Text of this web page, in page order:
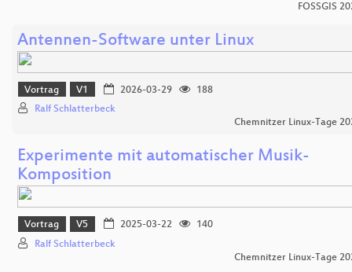
FOSSGIS
Antennen-Software unter Linux
Vortrag V1 2026-03-29
188
Ralf Schlatterbeck
Chemnitzer Linux-Tage
Experimente mit automatischer Musik-
Komposition
Vortrag V5 2025-03-22
140
Ralf Schlatterbeck
Chemnitzer Linux-Tage